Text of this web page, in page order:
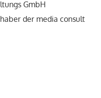
GmbH
der media consult